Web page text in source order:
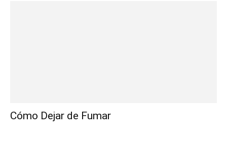
Cómo Dejar de Fumar